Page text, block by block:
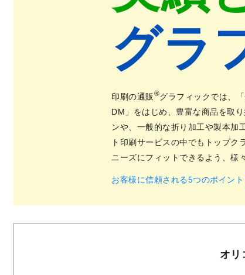
グラ
印刷の通販 ®グラフィックでは、
DM」をはじめ、豊富な商品を取
ンや、一般的な折り加工や製本加
ト印刷サービスの中でもトップ
ニーズにフィットできるよう、様
お客様に信頼される5つのポイント
オリ